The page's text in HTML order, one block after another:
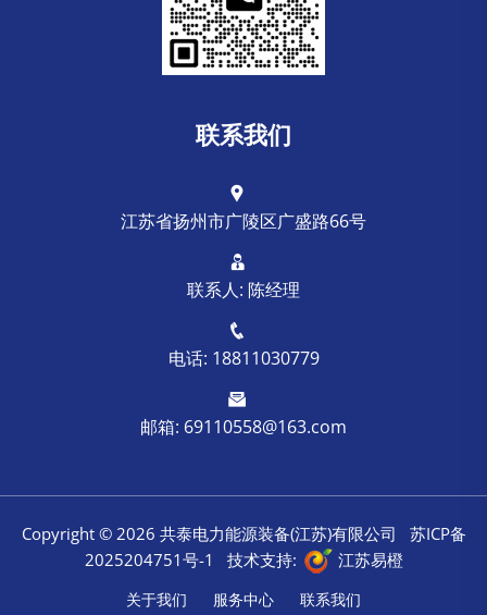
联系我们
江苏省扬州市广陵区广盛路66号
联系人: 陈经理
电话: 18811030779
邮箱: 69110558@163.com
Copyright © 2026 共泰电力能源装备(江苏)有限公司 苏ICP备
2025204751号-1
技术支持: 江苏易橙
关于我们 服务中心 联系我们